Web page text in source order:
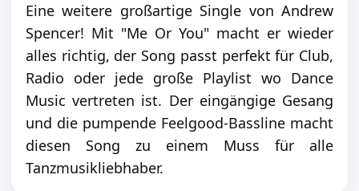
Eine weitere großartige Single von Andrew
Spencer! Mit "Me Or You" macht er wieder
alles richtig, der Song passt perfekt für Club,
Radio oder jede große Playlist wo Dance
Music vertreten ist. Der eingängige Gesang
und die pumpende Feelgood-Bassline macht
diesen Song zu einem Muss für alle
Tanzmusikliebhaber.